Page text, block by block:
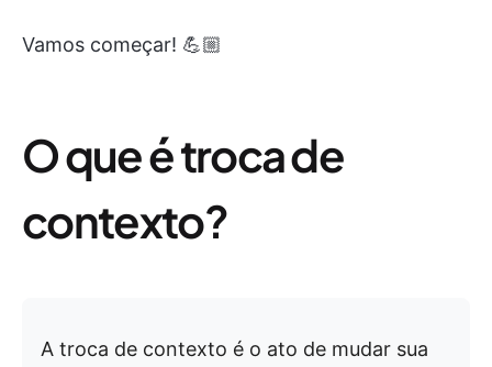
Vamos começar! 💪🏼
O que é troca de
contexto?
A troca de contexto é o ato de mudar sua